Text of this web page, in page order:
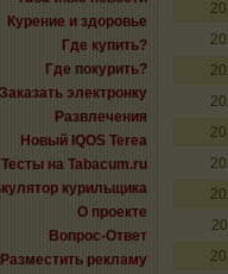
Курение и здоровье
Где купить?
Где покурить?
Заказать электронку
Развлечения
Новый IQOS Terea
Тесты на Tabacum.ru
курильщика
О проекте
Вопрос-Ответ
Разместить рекламу